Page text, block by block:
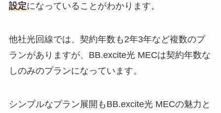
設定になっていることがわかります。
他社光回線では、契約年数も2年3年など複数のプ
ランがありますが、BB.excite光 MECは契約年数な
しのみのプランになっています。
シンプルなプラン展開もBB.excite光 MECの魅力と